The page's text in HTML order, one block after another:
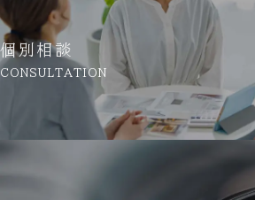
個別相談
CONSULTATION